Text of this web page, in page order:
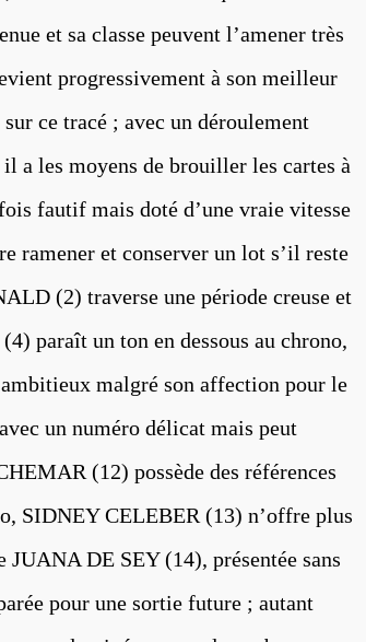
et sa classe peuvent l’amener très
progressivement à son meilleur
ce tracé ; avec un déroulement
a les moyens de brouiller les cartes à
fautif mais doté d’une vraie vitesse
ramener et conserver un lot s’il reste
(2) traverse une période creuse et
paraît un ton en dessous au chrono,
malgré son affection pour le
un numéro délicat mais peut
(12) possède des références
SIDNEY CELEBER (13) n’offre plus
JUANA DE SEY (14), présentée sans
pour une sortie future ; autant